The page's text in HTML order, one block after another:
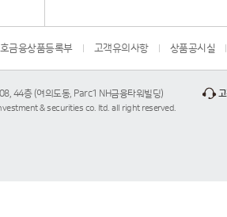
금융상품등록부 고객유의사항 상품공시실
44층 (여의도동, Parc1 NH금융타워빌딩)
& securities co. ltd. all right reserved.